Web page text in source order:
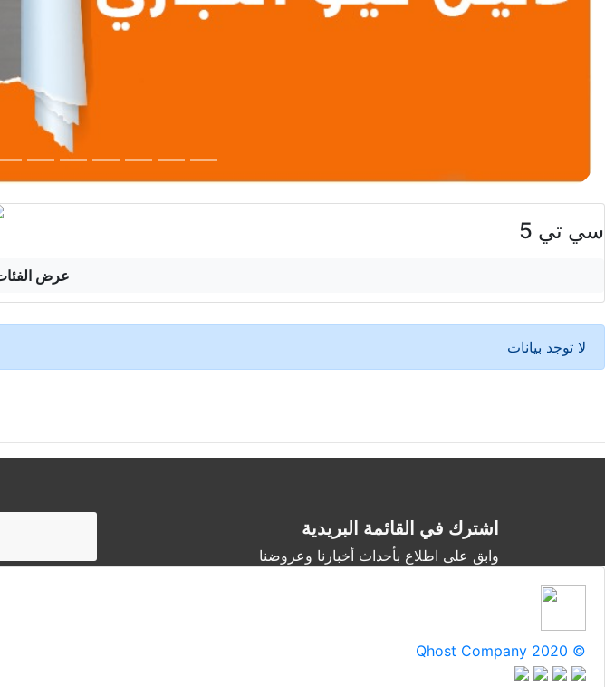
سي تي 5
عرض
لا توجد بيانات
اشترك في القائمة البريدية
وابق على اطلاع بأحداث أخبارنا وعروضنا
Qhost Company 2020 ©